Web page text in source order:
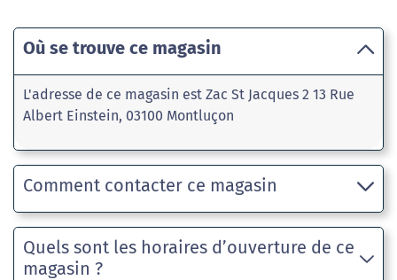
Où se trouve ce magasin
L'adresse de ce magasin est Zac St Jacques 2 13 Rue
Albert Einstein, 03100 Montluçon
Comment contacter ce magasin
Quels sont les horaires d’ouverture de ce
magasin ?